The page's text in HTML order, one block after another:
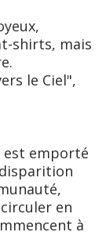
shirts, mais
le Ciel",
est emporté
en
à